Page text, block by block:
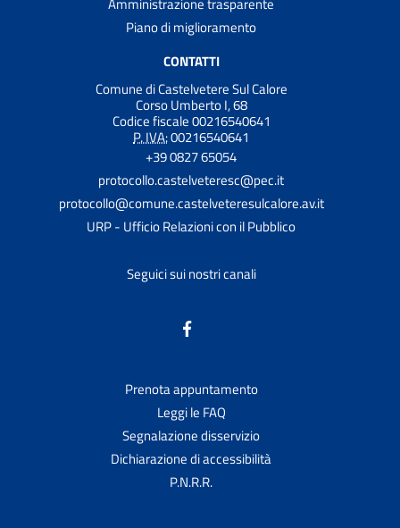
Piano di miglioramento
CONTATTI
Comune di Castelvetere Sul Calore
Corso Umberto I, 68
Codice fiscale 00216540641
P. IVA:00216540641
+39 0827 65054
protocollo.castelveteresc@pec.it
protocollo@comune.castelveteresulcalore.av.it
URP - Ufficio Relazioni con il Pubblico
Seguici sui nostri canali
Prenota appuntamento
Leggi le FAQ
Segnalazione disservizio
Dichiarazione di accessibilità
P.N.R.R.